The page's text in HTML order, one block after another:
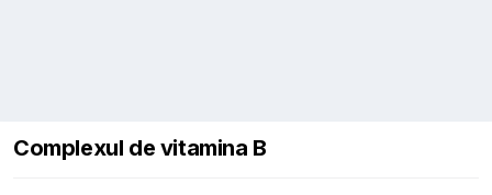
Complexul de vitamina B